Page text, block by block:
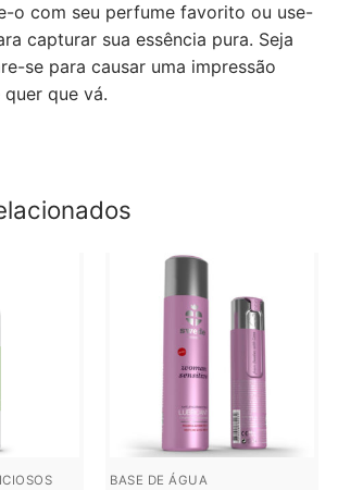
o com seu perfume favorito ou use-
capturar sua essência pura. Seja
se para causar uma impressão
que vá.
BASE DE ÁGUA